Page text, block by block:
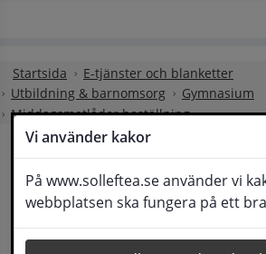
Vi använder kakor
På www.solleftea.se använder vi
webbplatsen ska fungera på ett
Startsida
E-tjänster och blanketter
Utbildning & barnomsorg
Gymnasium
Middagsmatlådor beställning
Middagsmatlådor
beställning